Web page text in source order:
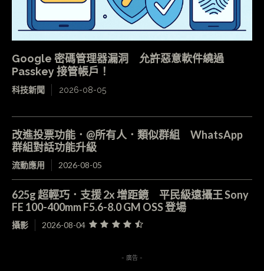
Google 密碼管理器漏洞 允許惡意軟件繞過
Passkey 接管帳戶！
科技新聞 2026-08-05
改進投票功能．@所有人．類似群組 WhatsApp
群組對話功能升級
流動應用 2026-08-05
625g 超輕巧．支援 2x 增距鏡 平民級遠攝王 Sony
FE 100-400mm F5.6-8.0 GM OSS 登場
攝影 2026-08-04
- 廣告 -